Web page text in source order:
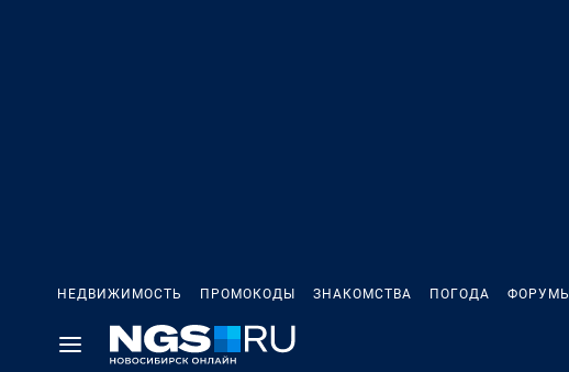
НЕДВИЖИМОСТЬ ПРОМОКОДЫ ЗНАКОМСТВА ПОГОДА ФОРУМЫ